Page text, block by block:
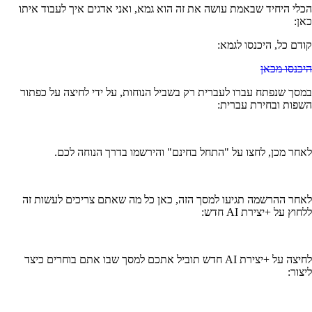
הכלי היחיד שבאמת עושה את זה הוא גמא, ואני אדגים איך לעבוד איתו
כאן:
קודם כל, היכנסו לגמא:
היכנסו מכאן
במסך שנפתח עברו לעברית רק בשביל הנוחות, על ידי לחיצה על כפתור
השפות ובחירת עברית:
לאחר מכן, לחצו על "התחל בחינם" והירשמו בדרך הנוחה לכם.
לאחר ההרשמה תגיעו למסך הזה, כאן כל מה שאתם צריכים לעשות זה
ללחוץ על +יצירת AI חדש:
לחיצה על +יצירת AI חדש תוביל אתכם למסך שבו אתם בוחרים כיצד
ליצור: